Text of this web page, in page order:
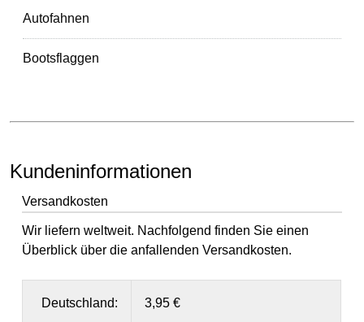
Autofahnen
Bootsflaggen
Kundeninformationen
Versandkosten
Wir liefern weltweit. Nachfolgend finden Sie einen
Überblick über die anfallenden Versandkosten.
Deutschland: 3,95 €